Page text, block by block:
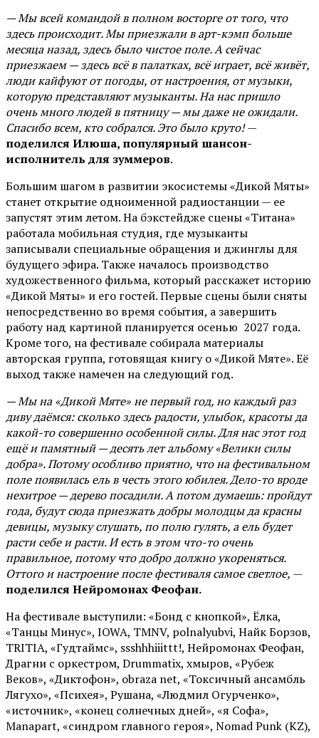
— Мы всей командой в полном восторге от того, что
здесь происходит. Мы приезжали в арт-кэмп больше
месяца назад, здесь было чистое поле. А сейчас
приезжаем — здесь всё в палатках, всё играет, всё живёт,
люди кайфуют от погоды, от настроения, от музыки,
которую представляют музыканты. На нас пришло
очень много людей в пятницу — мы даже не ожидали.
Спасибо всем, кто собрался. Это было круто!—
поделился Илюша, популярный шансон-
исполнитель для зуммеров.
Большим шагом в развитии экосистемы «Дикой Мяты»
станет открытие одноименной радиостанции — ее
запустят этим летом. На бэкстейдже сцены «Титана»
работала мобильная студия, где музыканты
записывали специальные обращения и джинглы для
будущего эфира. Также началось производство
художественного фильма, который расскажет историю
«Дикой Мяты» и его гостей. Первые сцены были сняты
непосредственно во время события, а завершить
работу над картиной планируется осенью 2027 года.
Кроме того, на фестивале собирала материалы
авторская группа, готовящая книгу о «Дикой Мяте». Её
выход также намечен на следующий год.
— Мы на «Дикой Мяте» не первый год, но каждый раз
диву даёмся: сколько здесь радости, улыбок, красоты да
какой-то совершенно особенной силы. Для нас этот год
ещё и памятный — десять лет альбому «Велики силы
добра». Потому особливо приятно, что на фестивальном
поле появилась ель в честь этого юбилея. Дело-то вроде
нехитрое — дерево посадили. А потом думаешь: пройдут
года, будут сюда приезжать добры молодцы да красны
девицы, музыку слушать, по полю гулять, а ель будет
расти себе и расти. И есть в этом что-то очень
правильное, потому что добро должно укореняться.
Оттого и настроение после фестиваля самое светлое, —
поделился Нейромонах Феофан.
На фестивале выступили: «Бонд с кнопкой», Ёлка,
«Танцы Минус», IOWA, TMNV, polnalyubvi, Найк Борзов,
TRITIA, «Гудтаймс», ssshhhiiittt!, Нейромонах Феофан,
Драгни с оркестром, Drummatix, хмыров, «Рубеж
Веков», «Диктофон», obraza net, «Токсичный ансамбль
Лягухо», «Психея», Рушана, «Людмил Огурченко»,
«источник», «конец солнечных дней», «я Софа»,
Manapart, «синдром главного героя», Nomad Punk (KZ),